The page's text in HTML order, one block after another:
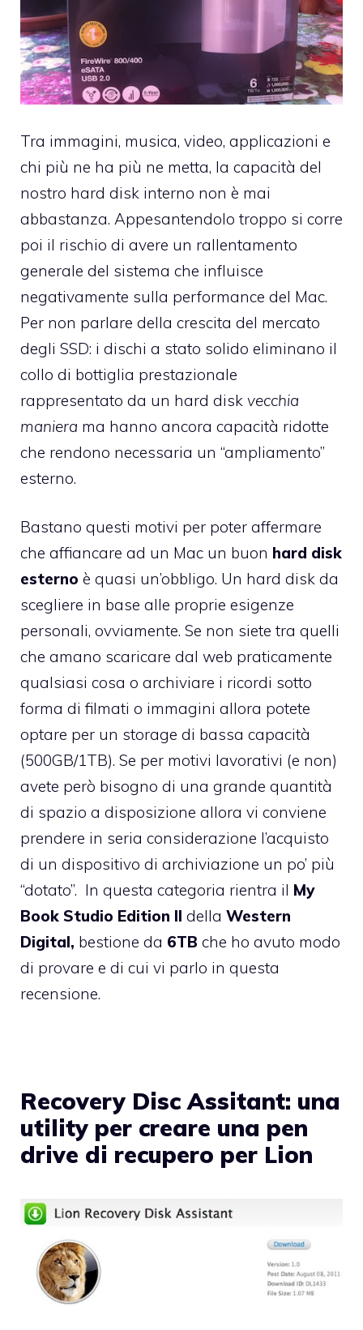
Tra immagini, musica, video, applicazioni e
chi più ne ha più ne metta, la capacità del
nostro hard disk interno non è mai
abbastanza. Appesantendolo troppo si corre
poi il rischio di avere un rallentamento
generale del sistema che influisce
negativamente sulla performance del Mac.
Per non parlare della crescita del mercato
degli SSD: i dischi a stato solido eliminano il
collo di bottiglia prestazionale
rappresentato da un hard disk vecchia
maniera ma hanno ancora capacità ridotte
che rendono necessaria un “ampliamento”
esterno.
Bastano questi motivi per poter affermare
che affiancare ad un Mac un buon hard disk
esterno è quasi un’obbligo. Un hard disk da
scegliere in base alle proprie esigenze
personali, ovviamente. Se non siete tra quelli
che amano scaricare dal web praticamente
qualsiasi cosa o archiviare i ricordi sotto
forma di filmati o immagini allora potete
optare per un storage di bassa capacità
(500GB/1TB). Se per motivi lavorativi (e non)
avete però bisogno di una grande quantità
di spazio a disposizione allora vi conviene
prendere in seria considerazione l’acquisto
di un dispositivo di archiviazione un po’ più
“dotato”. In questa categoria rientra il My
Book Studio Edition II della Western
Digital, bestione da 6TB che ho avuto modo
di provare e di cui vi parlo in questa
recensione.
Recovery Disc Assitant: una
utility per creare una pen
drive di recupero per Lion